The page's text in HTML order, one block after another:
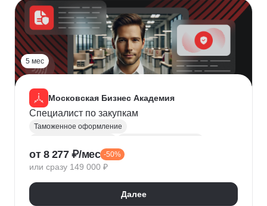
5 мес
Московская Бизнес Академия
Специалист по закупкам
Таможенное оформление
Закупки и тендеры
Ведение переговоров
Управление затратами
Работа с поставщиками
Логистика
от 8 277 ₽/мес -50%
или сразу 149 000 ₽
Далее